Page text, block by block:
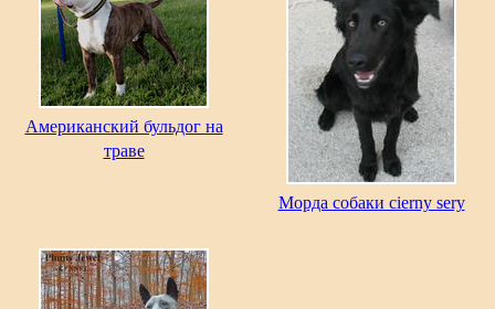
Американский бульдог на
траве
Морда собаки cierny sery